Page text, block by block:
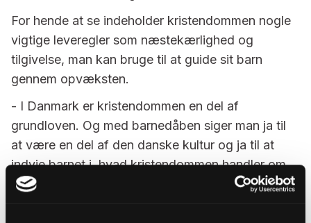
For hende at se indeholder kristendommen nogle
vigtige leveregler som næstekærlighed og
tilgivelse, man kan bruge til at guide sit barn
gennem opvæksten.
- I Danmark er kristendommen en del af
grundloven. Og med barnedåben siger man ja til
at være en del af den danske kultur og ja til at
indvie barnet i, hvad kristendommen handler om,
siger hun.